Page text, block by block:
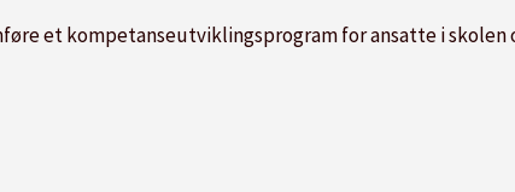
et kompetanseutviklingsprogram for ansatte i skolen